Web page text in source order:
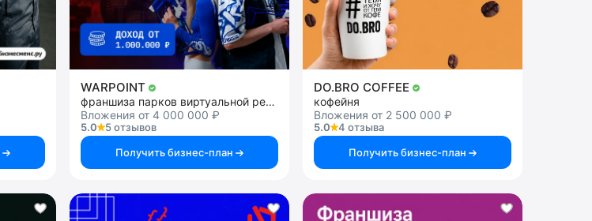
WARPOINT
франшиза парков виртуальной реальности
Вложения от 4 000 000 ₽
5.0
5 отзывов
Получить бизнес-план
DO.BRO COFFEE
кофейня
Вложения от 2 500 000 ₽
5.0
4 отзыва
Получить бизнес-план